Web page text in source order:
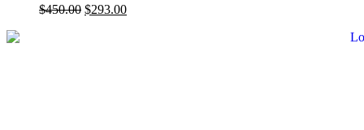
$450.00 $293.00